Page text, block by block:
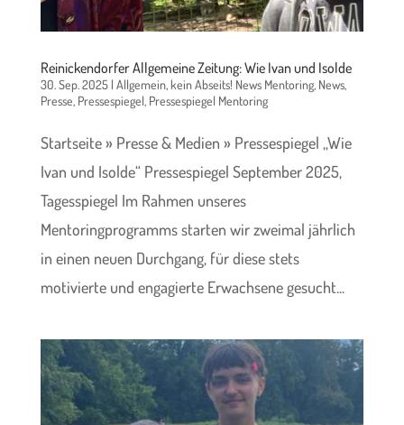
Reinickendorfer Allgemeine Zeitung: Wie Ivan und Isolde
30. Sep. 2025| Allgemein,kein Abseits! News Mentoring, News,
Presse, Pressespiegel, Pressespiegel Mentoring
Startseite » Presse & Medien » Pressespiegel „Wie
Ivan und Isolde“ Pressespiegel September 2025,
Tagesspiegel Im Rahmen unseres
Mentoringprogramms starten wir zweimal jährlich
in einen neuen Durchgang, für diese stets
motivierte und engagierte Erwachsene gesucht...